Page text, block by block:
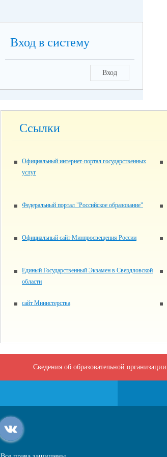
Вход в систему
Вход
Ссылки
Официальный интернет-портал государственных
услуг
Федеральный портал "Российское образование"
Официальный сайт Минпросвещения России
Единый Государственный Экзамен в Свердловской
области
сайт Министерства
Сведения об образовательной организации